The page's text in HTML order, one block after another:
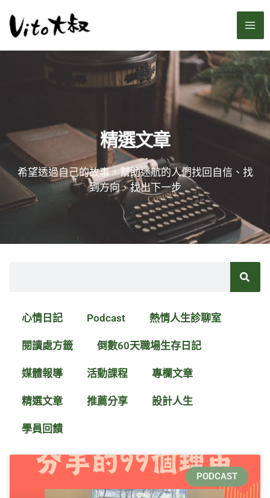
至
要
精選文章
希望透過自己的故事，幫助迷航的人們找回自信、找
到方向、找出下一步
心情日記 Podcast 熱情人生診聊室
閱讀處方籤 倒數60天職場生存日記
媒體報導 活動課程 專欄文章
精選文章 推薦分享 設計人生
學員回饋
PODCAST
頁
頁
面
頁
面
頁 頁
面
頁
面
頁
面